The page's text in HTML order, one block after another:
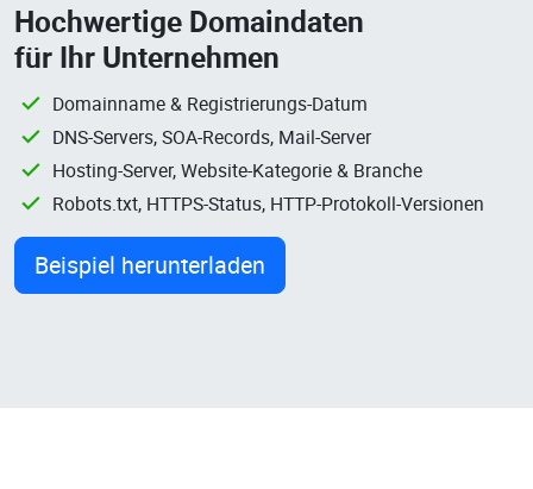
Hochwertige Domaindaten
für Ihr Unternehmen
Domainname & Registrierungs-Datum
DNS-Servers, SOA-Records, Mail-Server
Hosting-Server, Website-Kategorie & Branche
Robots.txt, HTTPS-Status, HTTP-Protokoll-Versionen
Beispiel herunterladen